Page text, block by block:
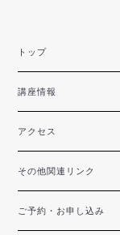
トップ
講座情報
アクセス
その他関連リンク
ご予約・お申し込み